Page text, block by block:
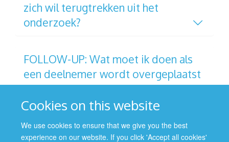
Cookies on this website
We use cookies to ensure that we give you the best
experience on our website. If you click 'Accept all cookies'
zich wil terugtrekken uit het
onderzoek?
FOLLOW-UP: Wat moet ik doen als
een deelnemer wordt overgeplaatst
naar een ander ziekenhuis?
© 2026 Nuffield Department of Population Health